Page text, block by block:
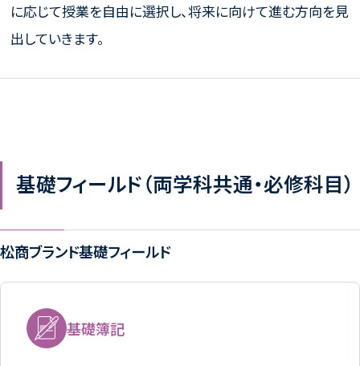
に応じて授業を自由に選択し、将来に向けて進む方向を見
出していきます。
基礎フィールド（両学科共通・必修科目）
松商ブランド基礎フィールド
基礎簿記